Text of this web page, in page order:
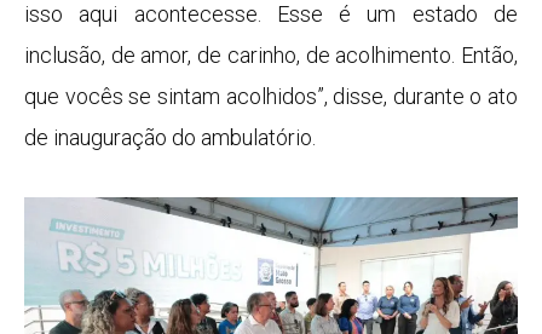
isso aqui acontecesse. Esse é um estado de
inclusão, de amor, de carinho, de acolhimento. Então,
que vocês se sintam acolhidos”, disse, durante o ato
de inauguração do ambulatório.